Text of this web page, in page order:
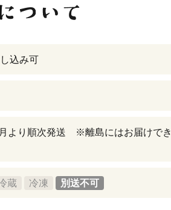
込み可
より順次発送 ※離島にはお届けでき
蔵 冷凍 別送不可